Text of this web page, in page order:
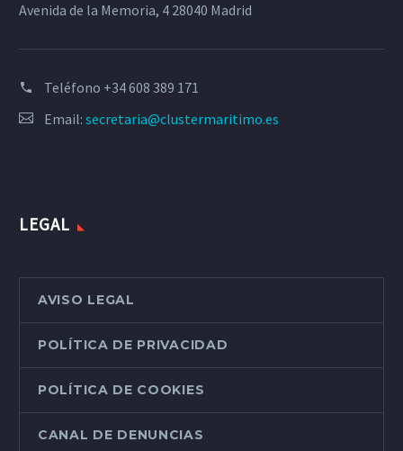
Avenida de la Memoria, 4 28040 Madrid
Teléfono +34 608 389 171
Email: secretaria@clustermaritimo.es
LEGAL
AVISO LEGAL
POLÍTICA DE PRIVACIDAD
POLÍTICA DE COOKIES
CANAL DE DENUNCIAS